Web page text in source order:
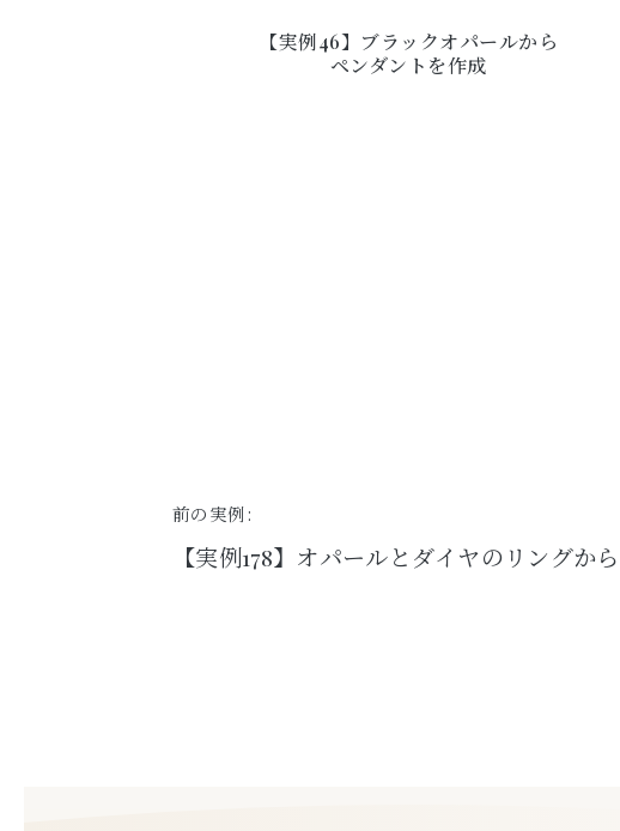
【実例46】ブラックオパールから
ペンダントを作成
前の実例:
【実例178】オパールとダイヤのリングか